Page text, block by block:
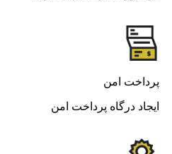
پرداخت امن
ایجاد درگاه پرداخت امن